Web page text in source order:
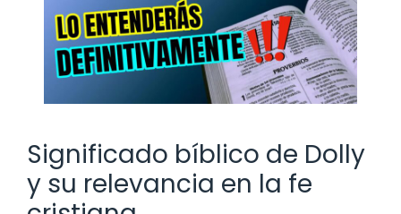
Significado bíblico de Dolly
y su relevancia en la fe